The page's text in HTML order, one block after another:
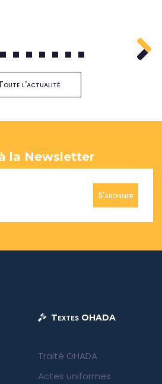
3 4 5 6 7 8 9
l'actualité
la Newsletter
S'abonner
Textes OHADA
Traité OHADA
Actes uniformes